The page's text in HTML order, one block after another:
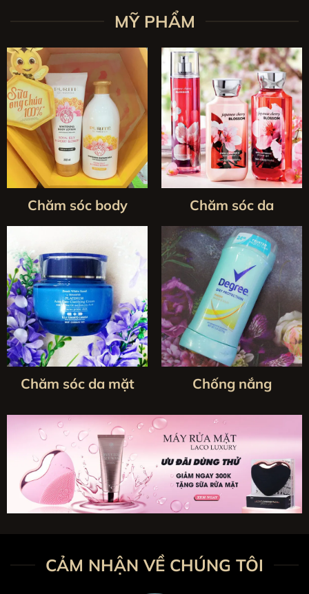
Website phân loại sản phẩm theo từng loại da như da dầu,
da khô, da hỗn hợp, da nhạy cảm hoặc da mụn. Ngoài ra còn
có các danh mục theo nhu cầu cụ thể: dưỡng ẩm, làm sáng
da, chống lão hóa, trị mụn, trang điểm tự nhiên hay chuyên
nghiệp.
Nhờ hệ thống lọc thông minh và tư vấn chi tiết, khách hàng
dễ dàng tìm được các thông tinđánh giá mỹ phẩmmới
nhất cũng như sản phẩm phù hợp với tình trạng da của
mình.
MỸ PHẨM
Chăm sóc body Chăm sóc da
Chăm sóc da mặt Chống nắng
CẢM NHẬN VỀ CHÚNG TÔI